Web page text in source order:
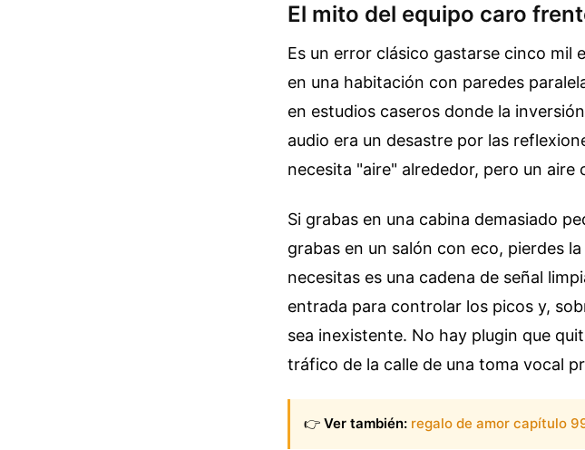
El mito del equipo caro
Es un error clásico gastarse cinco mil
en una habitación con paredes
en estudios caseros donde la
audio era un desastre por las
necesita "aire" alrededor, pero un aire
Si grabas en una cabina demasiado
grabas en un salón con eco, pierdes
necesitas es una cadena de señal
entrada para controlar los picos y,
sea inexistente. No hay plugin que
tráfico de la calle de una toma vocal
👉 Ver también: regalo de amor capítulo